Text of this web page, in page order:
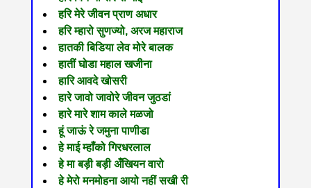
हरि मेरे जीवन प्राण अधार
हरि म्हारो सुणज्यो, अरज महाराज
हातकी बिडिया लेव मोरे बालक
हातीं घोडा महाल खजीना
हारि आवदे खोसरी
हारे जावो जावोरे जीवन जुठडां
हारे मारे शाम काले मळजो
हूं जाऊं रे जमुना पाणीडा
हे माई म्हाँको गिरधरलाल
हे मा बड़ी बड़ी अँखियन वारो
हे मेरो मनमोहना आयो नहीं सखी री